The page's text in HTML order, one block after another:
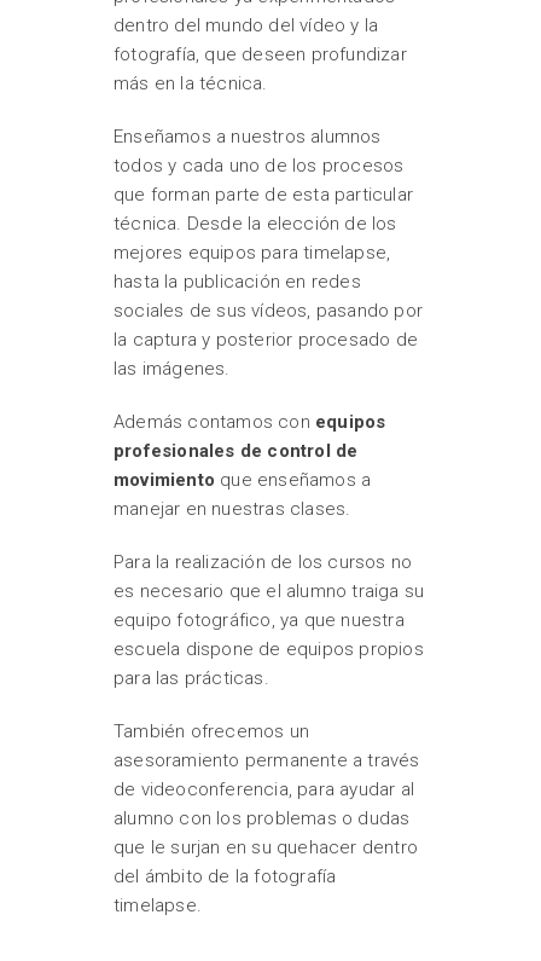
dentro del mundo del vídeo y la
fotografía, que deseen profundizar
más en la técnica.
Enseñamos a nuestros alumnos
todos y cada uno de los procesos
que forman parte de esta particular
técnica. Desde la elección de los
mejores equipos para timelapse,
hasta la publicación en redes
sociales de sus vídeos, pasando por
la captura y posterior procesado de
las imágenes.
Además contamos con equipos
profesionales de control de
movimiento que enseñamos a
manejar en nuestras clases.
Para la realización de los cursos no
es necesario que el alumno traiga su
equipo fotográfico, ya que nuestra
escuela dispone de equipos propios
para las prácticas.
También ofrecemos un
asesoramiento permanente a través
de videoconferencia, para ayudar al
alumno con los problemas o dudas
que le surjan en su quehacer dentro
del ámbito de la fotografía
timelapse.